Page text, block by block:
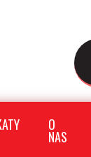
O
NAS